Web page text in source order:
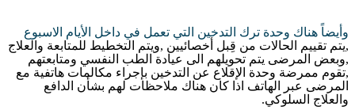
وأيضاً هناك وحدة ترك التدخين التي تعمل في داخل الأيام الاسبوع
,يتم تقييم الحالات من قِبل أخصائيين ,ويتم التخطيط للمتابعة والعلاج
,وبعض المرضى يتم تحويلهم الى عيادة الطب النفسي ومتابعتهم
,تقوم ممرضة وحدة الإقلاع عن التدخين بإجراء مكالمات هاتفية مع
المرضى عبر الهاتف اذا كان هناك ملاحظات لهم بشأن الدافع
والعلاج السلوكي.